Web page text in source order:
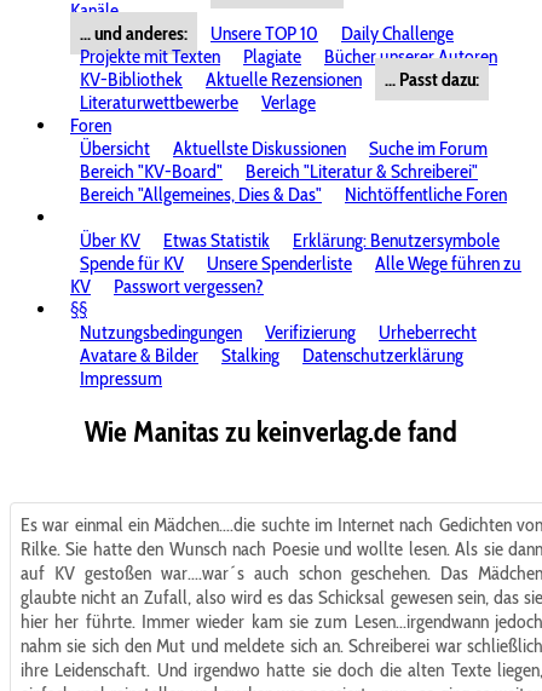
Kanäle
... und anderes:
Unsere TOP 10
Daily Challenge
Projekte mit Texten
Plagiate
Bücher unserer Autoren
KV-Bibliothek
Aktuelle Rezensionen
... Passt dazu:
Literaturwettbewerbe
Verlage
Foren
Übersicht
Aktuellste Diskussionen
Suche im Forum
Bereich "KV-Board"
Bereich "Literatur & Schreiberei"
Bereich "Allgemeines, Dies & Das"
Nichtöffentliche Foren
Über KV
Etwas Statistik
Erklärung: Benutzersymbole
Spende für KV
Unsere Spenderliste
Alle Wege führen zu
KV
Passwort vergessen?
§§
Nutzungsbedingungen
Verifizierung
Urheberrecht
Avatare & Bilder
Stalking
Datenschutzerklärung
Impressum
Wie Manitas zu keinverlag.de fand
Es war einmal ein Mädchen....die suchte im Internet nach Gedichten von
Rilke. Sie hatte den Wunsch nach Poesie und wollte lesen. Als sie dann
auf KV gestoßen war....war´s auch schon geschehen. Das Mädchen
glaubte nicht an Zufall, also wird es das Schicksal gewesen sein, das sie
hier her führte. Immer wieder kam sie zum Lesen...irgendwann jedoch
nahm sie sich den Mut und meldete sich an. Schreiberei war schließlich
ihre Leidenschaft. Und irgendwo hatte sie doch die alten Texte liegen,